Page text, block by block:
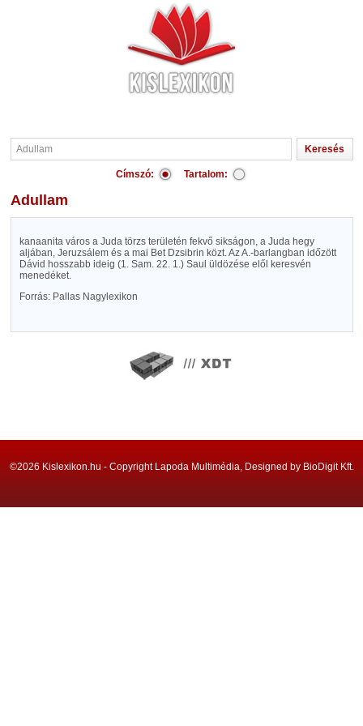
Címszó: Tartalom:
Adullam
kanaanita város a Juda törzs területén fekvő sikságon, a Juda hegy
aljában, Jeruzsálem és a mai Bet Dzsibrin közt. Az A.-barlangban időzött
Dávid hosszabb ideig (1. Sam. 22. 1.) Saul üldözése elől keresvén
menedéket.
Forrás: Pallas Nagylexikon
©2026 Kislexikon.hu - Copyright Lapoda Multimédia, Designed by BioDigit Kft.